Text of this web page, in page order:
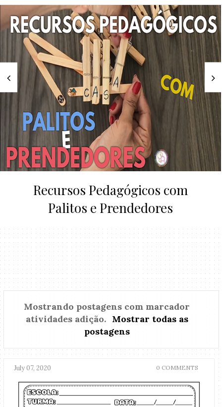
Recursos Pedagógicos com
Palitos e Prendedores
Mostrando postagens com marcador
atividades adição. Mostrar todas as
postagens
July 07, 2020 0 COMMENTS